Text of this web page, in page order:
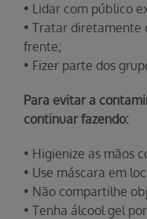
• Lidar com público
• Tratar diretamente
frente;
• Fizer parte dos
Para evitar a
continuar fazendo:
• Higienize as mãos
• Use máscara em
• Não compartilhe
• Tenha álcool gel